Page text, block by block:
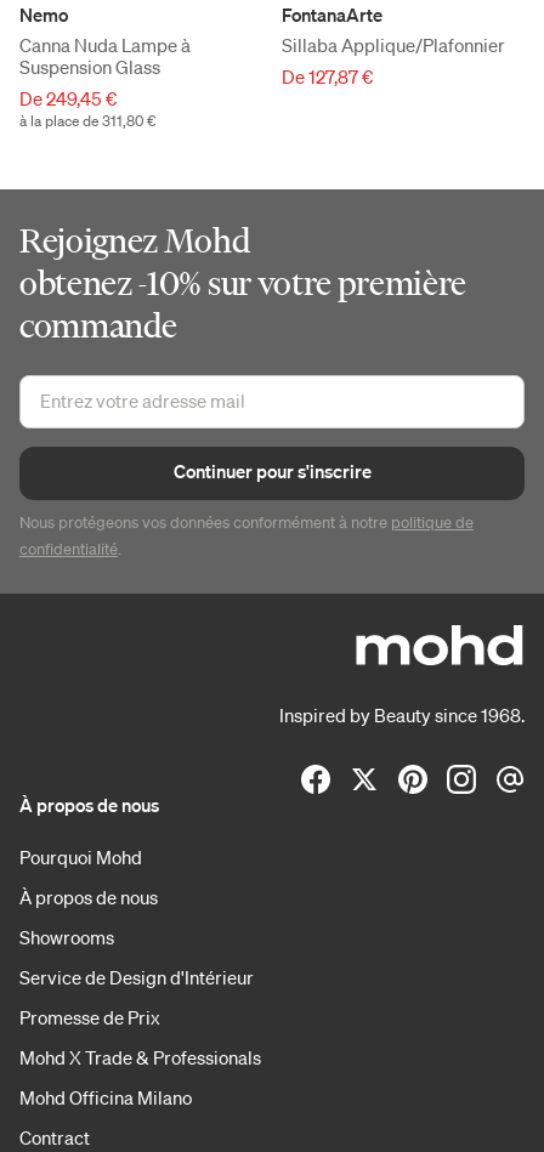
Nemo
Canna Nuda Lampe à
Suspension Glass
De 249,45 €
à la place de 311,80 €
FontanaArte
Sillaba Applique/Plafonnier
De 127,87 €
Rejoignez Mohd
obtenez -10% sur votre première
commande
Continuer pour s'inscrire
Nous protégeons vos données conformément à notre politique de
confidentialité.
Inspired by Beauty since 1968.
À propos de nous
Pourquoi Mohd
À propos de nous
Showrooms
Service de Design d'Intérieur
Promesse de Prix
Mohd X Trade & Professionals
Mohd Officina Milano
Contract